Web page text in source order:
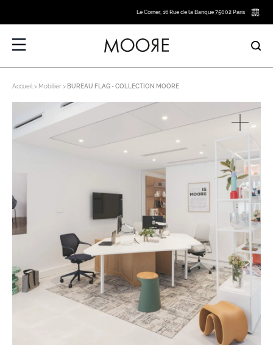
Le Corner, 16 Rue de la Banque 75002 Paris
Accueil Mobilier BUREAU FLAG - COLLECTION MOORE